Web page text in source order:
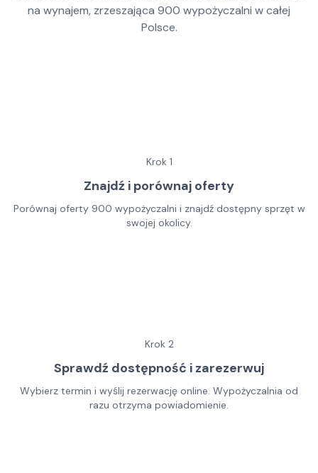
na wynajem, zrzeszająca 900 wypożyczalni w całej
Polsce.
Krok 1
Znajdź i porównaj oferty
Porównaj oferty 900 wypożyczalni i znajdź dostępny sprzęt w
swojej okolicy.
Krok 2
Sprawdź dostępność i zarezerwuj
Wybierz termin i wyślij rezerwację online. Wypożyczalnia od
razu otrzyma powiadomienie.